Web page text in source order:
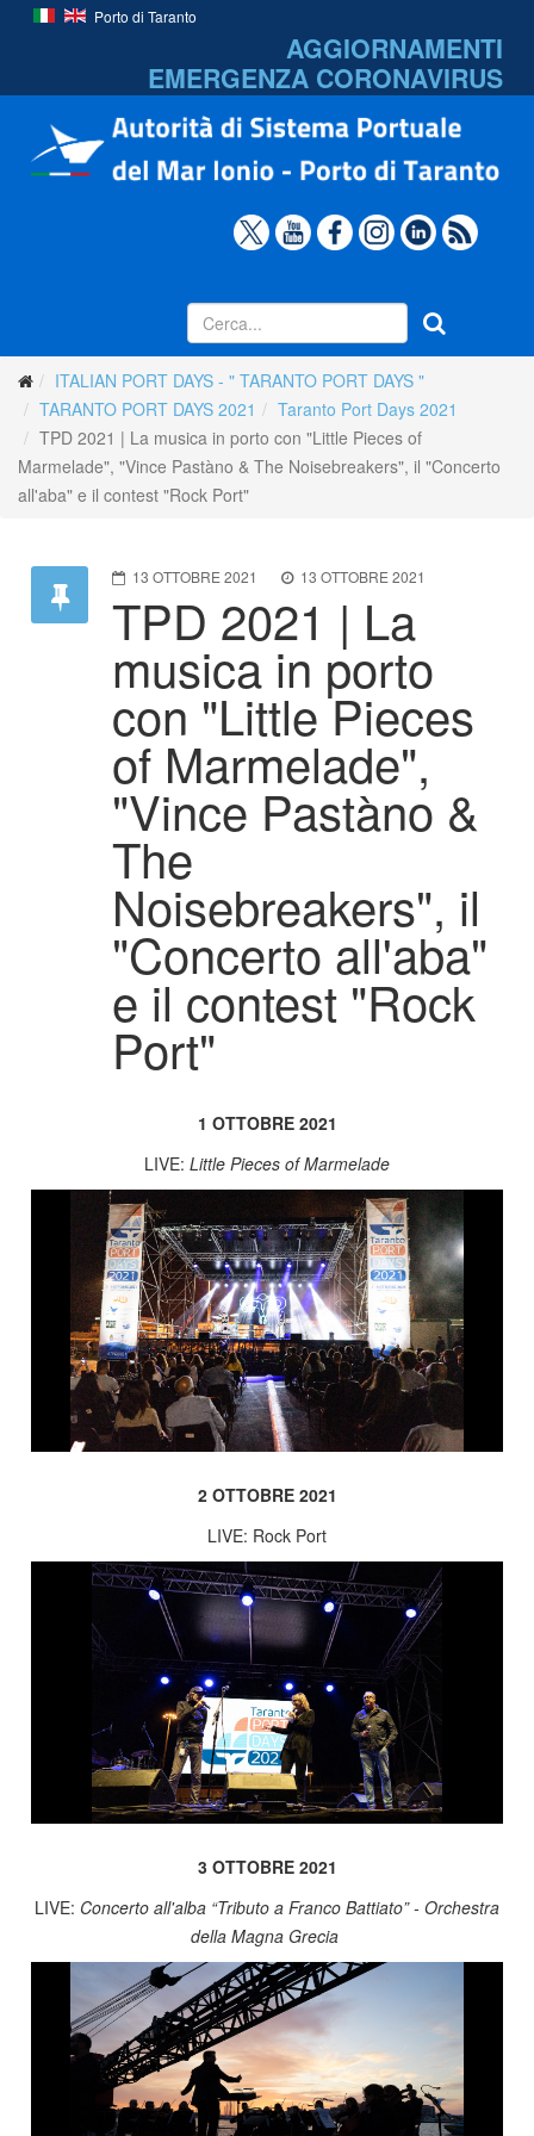
Porto di Taranto
AGGIORNAMENTI
EMERGENZA CORONAVIRUS
ITALIAN PORT DAYS - " TARANTO PORT DAYS "
TARANTO PORT DAYS 2021
Taranto Port Days 2021
TPD 2021 | La musica in porto con "Little Pieces of
Marmelade", "Vince Pastàno & The Noisebreakers", il "Concerto
all'aba" e il contest "Rock Port"
13 OTTOBRE 2021 13 OTTOBRE 2021
TPD 2021 | La
musica in porto
con "Little Pieces
of Marmelade",
"Vince Pastàno &
The
Noisebreakers", il
"Concerto all'aba"
e il contest "Rock
Port"
1 OTTOBRE 2021
LIVE: Little Pieces of Marmelade
2 OTTOBRE 2021
LIVE: Rock Port
3 OTTOBRE 2021
LIVE: Concerto all'alba “Tributo a Franco Battiato” - Orchestra
della Magna Grecia